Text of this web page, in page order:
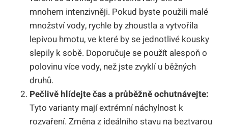
mnohem intenzivněji. Pokud byste použili malé
množství vody, rychle by zhoustla a vytvořila
lepivou hmotu, ve které by se jednotlivé kousky
slepily k sobě. Doporučuje se použít alespoň o
polovinu více vody, než jste zvyklí u běžných
druhů.
Pečlivě hlídejte čas a průběžně ochutnávejte:
Tyto varianty mají extrémní náchylnost k
rozvaření. Změna z ideálního stavu na beztvarou